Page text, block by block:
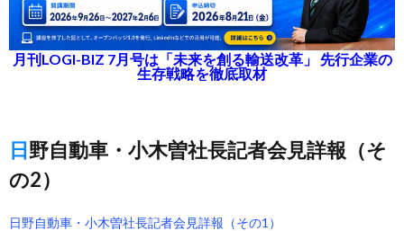
月刊LOGI-BIZ 7月号は「未来を創る輸送改革」 先行企業の
生存戦略を徹底取材
日野自動車・小木曽社長記者会見詳報（そ
の2）
日野自動車・小木曽社長記者会見詳報（その1）